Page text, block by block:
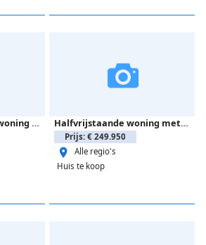
Ruime te renoveren woning te koop in Almeria Halfvrijstaande woning met 3 slaapkamers-PLAYA FLAMENCA
Prijs: € 249.950
Alle regio's
Huis te koop